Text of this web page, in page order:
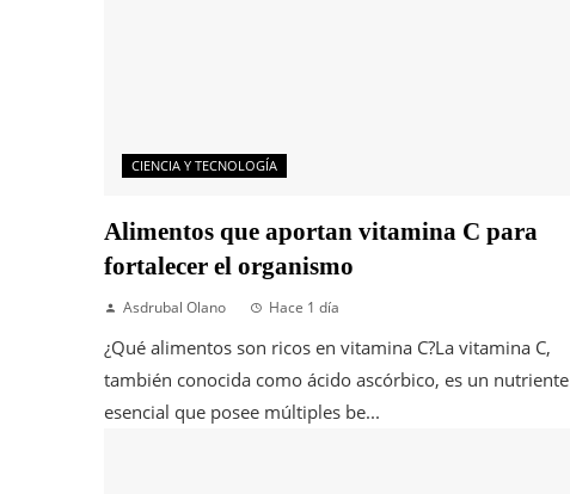
CIENCIA Y TECNOLOGÍA
Alimentos que aportan vitamina C para
fortalecer el organismo
Asdrubal Olano Hace 1 día
¿Qué alimentos son ricos en vitamina C?La vitamina C,
también conocida como ácido ascórbico, es un nutriente
esencial que posee múltiples be...